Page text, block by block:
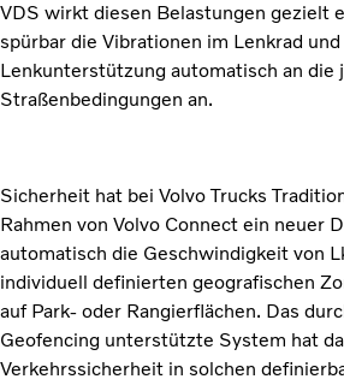
VDS wirkt diesen Belastungen gezielt
spürbar die Vibrationen im Lenkrad
Lenkunterstützung automatisch an die
Straßenbedingungen an.
Sicherheit hat bei Volvo Trucks
Rahmen von Volvo Connect ein neuer
automatisch die Geschwindigkeit von
individuell definierten geografischen
auf Park- oder Rangierflächen. Das
Geofencing unterstützte System hat
Verkehrssicherheit in solchen